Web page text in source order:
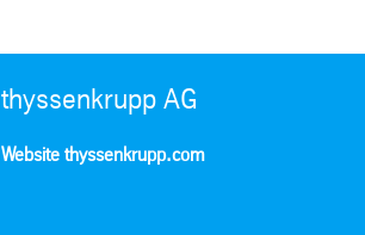
thyssenkrupp AG
Website thyssenkrupp.com